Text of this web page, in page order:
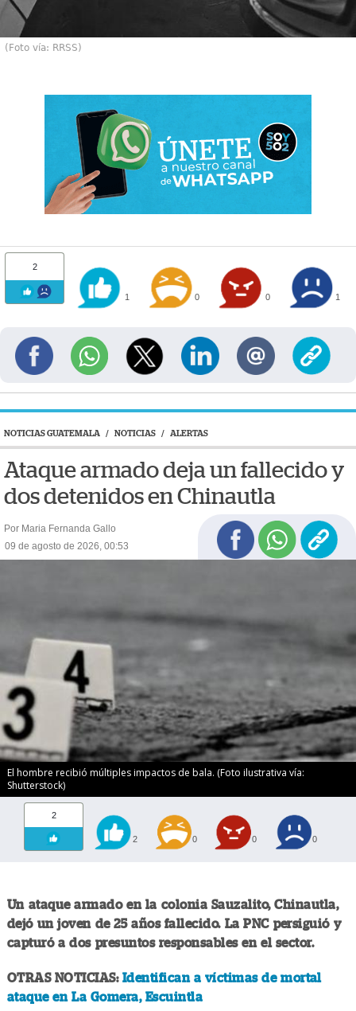
(Foto vía: RRSS)
2
1 0 0 1
NOTICIAS GUATEMALA / NOTICIAS / ALERTAS
Ataque armado deja un fallecido y
dos detenidos en Chinautla
Por Maria Fernanda Gallo
09 de agosto de 2026, 00:53
El hombre recibió múltiples impactos de bala. (Foto ilustrativa vía:
Shutterstock)
2
2 0 0 0
Un ataque armado en la colonia Sauzalito, Chinautla,
dejó un joven de 25 años fallecido. La PNC persiguió y
capturó a dos presuntos responsables en el sector.
OTRAS NOTICIAS:Identifican a víctimas de mortal
ataque en La Gomera, Escuintla